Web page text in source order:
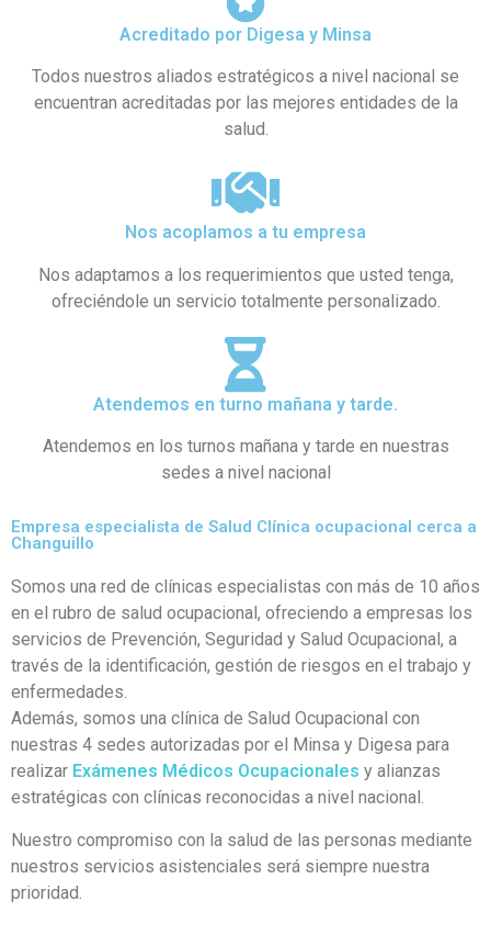
Acreditado por Digesa y Minsa​
Todos nuestros aliados estratégicos a nivel nacional se
encuentran acreditadas por las mejores entidades de la
salud.
Nos acoplamos a tu empresa
Nos adaptamos a los requerimientos que usted tenga,
ofreciéndole un servicio totalmente personalizado.
Atendemos en turno mañana y tarde.
Atendemos en los turnos mañana y tarde en nuestras
sedes a nivel nacional
Empresa especialista de Salud Clínica ocupacional cerca a
Changuillo
Somos una red de clínicas especialistas con más de 10 años
en el rubro de salud ocupacional, ofreciendo a empresas los
servicios de Prevención, Seguridad y Salud Ocupacional, a
través de la identificación, gestión de riesgos en el trabajo y
enfermedades.
Además, somos una clínica de Salud Ocupacional con
nuestras 4 sedes autorizadas por el Minsa y Digesa para
realizar Exámenes Médicos Ocupacionales y alianzas
estratégicas con clínicas reconocidas a nivel nacional.
Nuestro compromiso con la salud de las personas mediante
nuestros servicios asistenciales será siempre nuestra
prioridad.